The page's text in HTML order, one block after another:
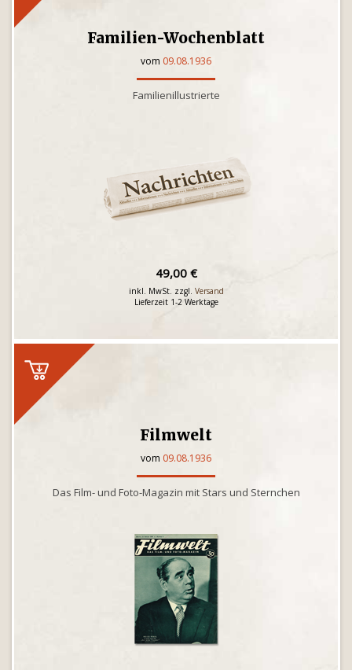
Familien-Wochenblatt
vom 09.08.1936
Familienillustrierte
49,00 €
inkl. MwSt. zzgl. Versand
Lieferzeit 1-2 Werktage
Filmwelt
vom 09.08.1936
Das Film- und Foto-Magazin mit Stars und Sternchen